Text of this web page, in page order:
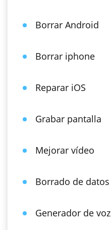
Borrar Android
Borrar iphone
Reparar iOS
Grabar pantalla
Mejorar vídeo
Borrado de datos
Generador de voz